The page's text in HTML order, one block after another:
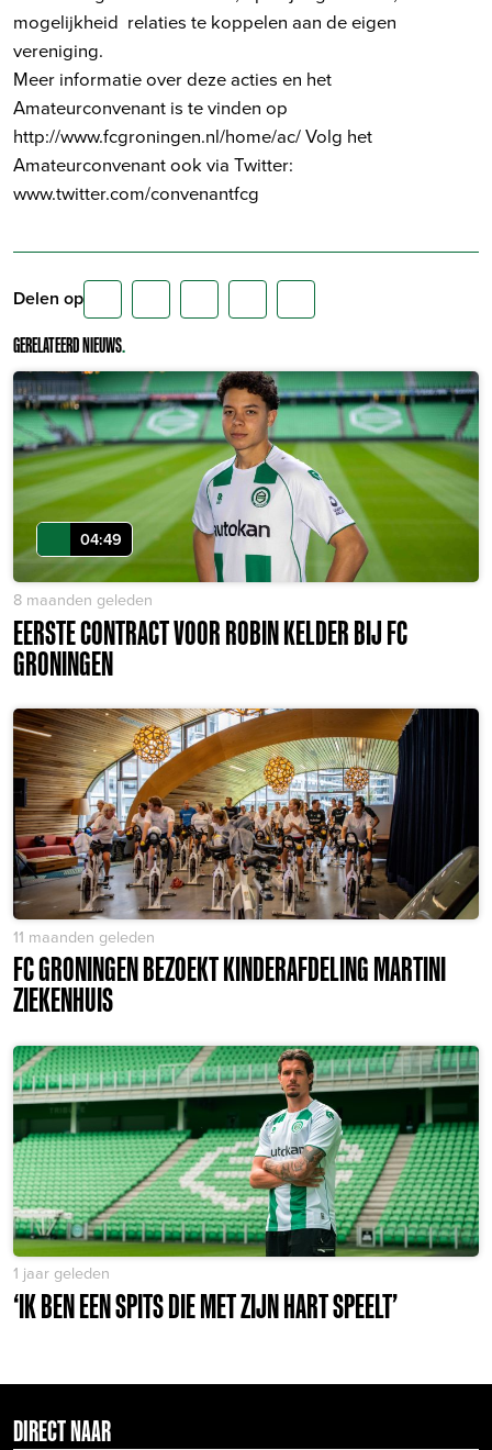
mogelijkheid relaties te koppelen aan de eigen
vereniging.
Meer informatie over deze acties en het
Amateurconvenant is te vinden op
http://www.fcgroningen.nl/home/ac/ Volg het
Amateurconvenant ook via Twitter:
www.twitter.com/convenantfcg
Delen op
GERELATEERD NIEUWS.
04:49
8 maanden geleden
EERSTE CONTRACT VOOR ROBIN KELDER BIJ FC
GRONINGEN
11 maanden geleden
FC GRONINGEN BEZOEKT KINDERAFDELING MARTINI
ZIEKENHUIS
1 jaar geleden
‘IK BEN EEN SPITS DIE MET ZIJN HART SPEELT’
DIRECT NAAR